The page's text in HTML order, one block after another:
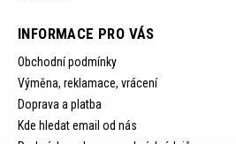
INFORMACE PRO VÁS
Obchodní podmínky
Výměna, reklamace, vrácení
Doprava a platba
Kde hledat email od nás